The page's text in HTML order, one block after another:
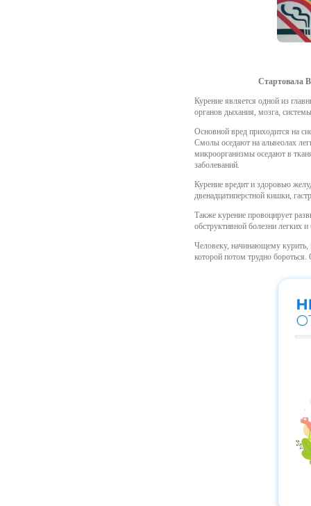
Стартовала
Курение является одной из
органов дыхания, мозга,
Основной вред приходится на
Смолы оседают на альвеолах
микроорганизмы оседают в
заболеваний.
Курение вредит и здоровью
двенадцатиперстной кишки,
Также курение провоцирует
обструктивной болезни легких и
Человеку, начинающему курить,
которой потом трудно бороться.